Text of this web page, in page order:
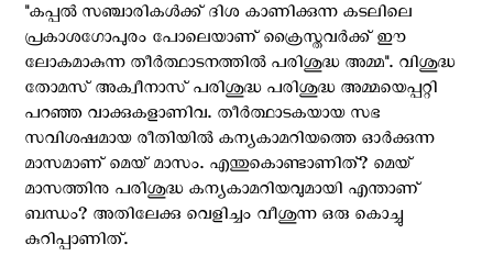
"കപ്പൽ സഞ്ചാരികൾക്ക് ദിശ കാണിക്കുന്ന കടലിലെ
പ്രകാശഗോപുരം പോലെയാണ് ക്രൈസ്തവർക്ക് ഈ
ലോകമാകുന്ന തീർത്ഥാടനത്തിൽ പരിശുദ്ധ അമ്മ". വിശുദ്ധ
തോമസ് അക്വീനാസ് പരിശുദ്ധ പരിശുദ്ധ അമ്മയെപ്പറ്റി
പറഞ്ഞ വാക്കുകളാണിവ. തീർത്ഥാടകയായ സഭ
സവിശഷമായ രീതിയിൽ കന്യകാമറിയത്തെ ഓർക്കുന്ന
മാസമാണ് മെയ് മാസം. എന്തുകൊണ്ടാണിത്? മെയ്
മാസത്തിനു പരിശുദ്ധ കന്യകാമറിയവുമായി എന്താണ്
ബന്ധം? അതിലേക്കു വെളിച്ചം വീശുന്ന ഒരു കൊച്ചു
കുറിപ്പാണിത്.